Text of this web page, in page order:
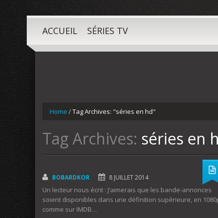
ACCUEIL SÉRIES TV
Home /Tag Archives: "séries en hd"
Tag Archives: séries en
BOBARDKOR 8 JUILLET 2014
Un lecteur nous écrit : J’aimerais que les bande-annonces
soient disponibles dans une définition supérieure, en
comme sur IMDB…